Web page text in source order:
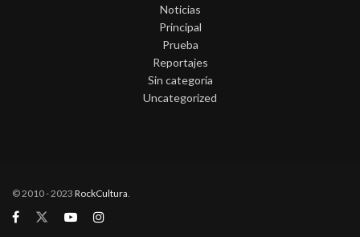
Noticias
Principal
Prueba
Reportajes
Sin categoría
Uncategorized
© 2010 - 2023 RockCultura.